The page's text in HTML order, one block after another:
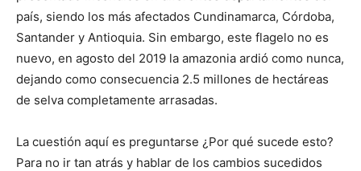
país, siendo los más afectados Cundinamarca, Córdoba,
Santander y Antioquia. Sin embargo, este flagelo no es
nuevo, en agosto del 2019 la amazonia ardió como nunca,
dejando como consecuencia 2.5 millones de hectáreas
de selva completamente arrasadas.
La cuestión aquí es preguntarse ¿Por qué sucede esto?
Para no ir tan atrás y hablar de los cambios sucedidos